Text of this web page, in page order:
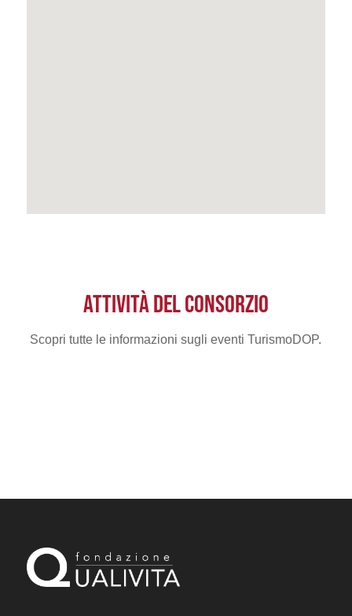
ATTIVITÀ DEL CONSORZIO
Scopri tutte le informazioni sugli eventi TurismoDOP.